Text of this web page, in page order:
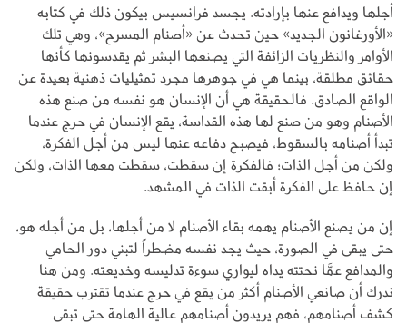
أجلها ويدافع عنها بإرادته. يجسد فرانسيس بيكون ذلك في كتابه
«الأورغانون الجديد» حين تحدث عن «أصنام المسرح»، وهي تلك
الأوامر والنظريات الزائفة التي يصنعها البشر ثم يقدسونها كأنها
حقائق مطلقة، بينما هي في جوهرها مجرد تمثيليات ذهنية بعيدة عن
الواقع الصادق. فالحقيقة هي أن الإنسان هو نفسه من صنع هذه
الأصنام وهو من صنع لها هذه القداسة، يقع الإنسان في حرج عندما
تبدأ أصنامه بالسقوط، فيصبح دفاعه عنها ليس من أجل الفكرة،
ولكن من أجل الذات؛ فالفكرة إن سقطت، سقطت معها الذات، ولكن
إن حافظ على الفكرة أبقت الذات في المشهد.
إن من يصنع الأصنام يهمه بقاء الأصنام لا من أجلها، بل من أجله هو،
حتى يبقى في الصورة، حيث يجد نفسه مضطراً لتبني دور الحامي
والمدافع عمَّا نحتته يداه ليواري سوءة تدليسه وخديعته. ومن هنا
ندرك أن صانعي الأصنام أكثر من يقع في حرج عندما تقترب حقيقة
كشف أصنامهم، فهم يريدون أصنامهم عالية الهامة حتى تبقى